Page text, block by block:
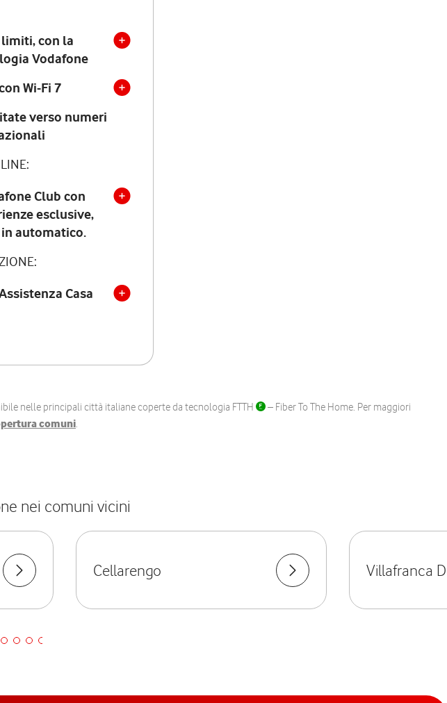
con la
Vodafone
Wi-Fi 7
verso numeri
Club con
esclusive,
automatico.
Casa
nelle principali città italiane coperte da tecnologia FTTH
– Fiber To The Home. Per maggiori
comuni.
nei comuni vicini
Cellarengo Villafranca